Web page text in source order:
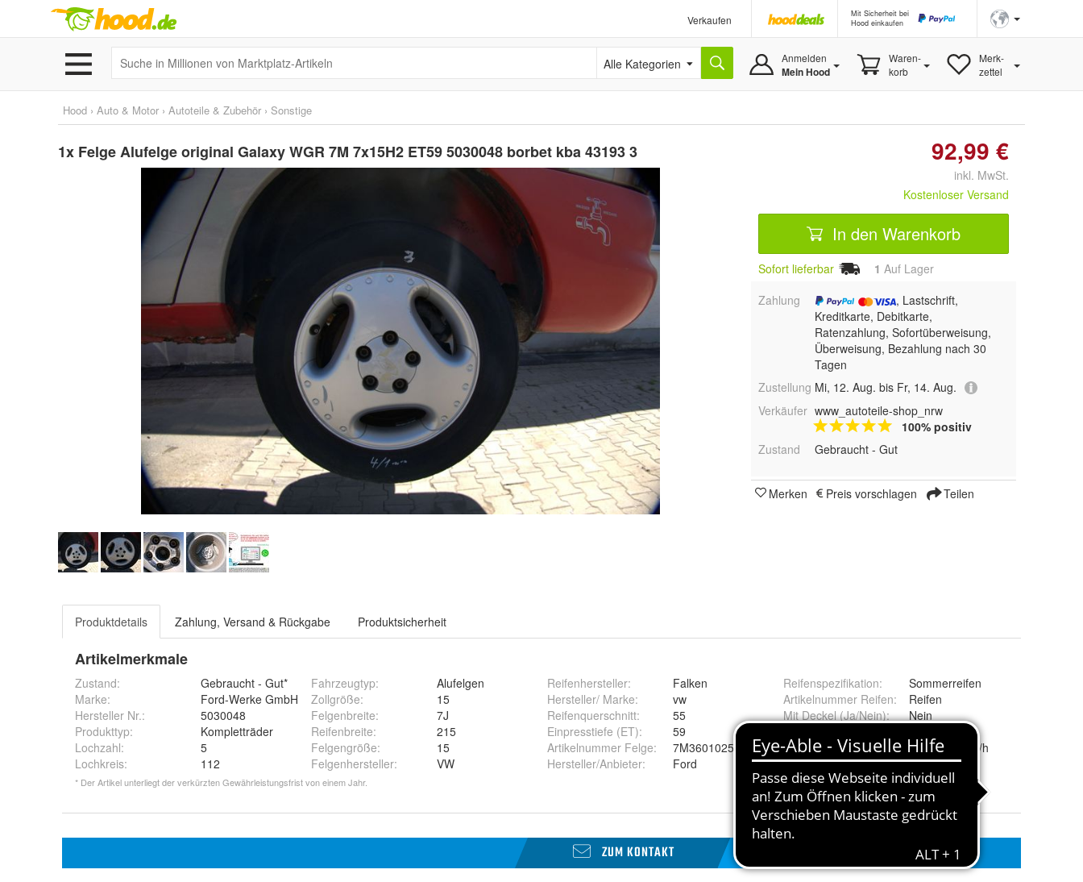
Verkaufen
Mit Sicherheit bei
Hood einkaufen
Alle Kategorien Anmelden
Mein Hood
Waren-
korb
Merk-
zettel
Hood › Auto & Motor › Autoteile & Zubehör › Sonstige
1x Felge Alufelge original Galaxy WGR 7M 7x15H2 ET59 5030048 borbet kba 43193 3 92,99 €
inkl. MwSt.
Kostenloser Versand
In den Warenkorb
Sofort lieferbar 1 Auf Lager
Zahlung
, Lastschrift,
Kreditkarte, Debitkarte,
Ratenzahlung, Sofortüberweisung,
Überweisung, Bezahlung nach 30
Tagen
Zustellung Mi, 12. Aug. bis Fr, 14. Aug.
Verkäufer www_autoteile-shop_nrw
100% positiv
Zustand
Gebraucht - Gut
Merken Preis vorschlagen Teilen
Produktdetails Zahlung, Versand & Rückgabe Produktsicherheit
Artikelmerkmale
Zustand:
Gebraucht - Gut*
Marke:
Ford-Werke GmbH
Hersteller Nr.:
5030048
Produkttyp:
Kompletträder
Lochzahl:
5
Lochkreis: 112
Fahrzeugtyp:
Alufelgen
Zollgröße:
15
Felgenbreite:
7J
Reifenbreite:
215
Felgengröße:
15
Felgenhersteller: VW
Reifenhersteller:
Falken
Hersteller/ Marke:
vw
Reifenquerschnitt:
55
Einpresstiefe (ET):
59
Artikelnummer Felge:
7M3601025A 7M3 601 025 A
Hersteller/Anbieter: Ford
Reifenspezifikation:
Sommerreifen
Artikelnummer Reifen:
Reifen
Mit Deckel (Ja/Nein):
Nein
Geschwindigkeitsindex: H: bis 210 km/h
* Der Artikel unterliegt der verkürzten Gewährleistungsfrist von einem Jahr.